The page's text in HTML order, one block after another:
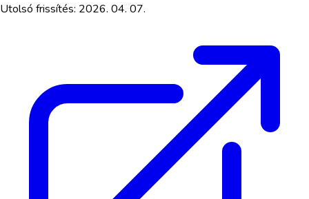
Utolsó frissítés: 2026. 04. 07.